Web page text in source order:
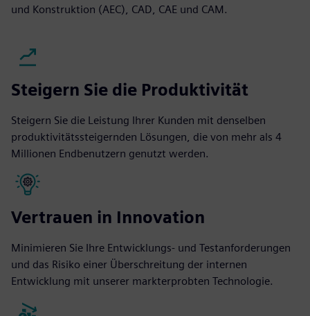
und Konstruktion (AEC), CAD, CAE und CAM.
Steigern Sie die Produktivität
Steigern Sie die Leistung Ihrer Kunden mit denselben
produktivitätssteigernden Lösungen, die von mehr als 4
Millionen Endbenutzern genutzt werden.
Vertrauen in Innovation
Minimieren Sie Ihre Entwicklungs- und Testanforderungen
und das Risiko einer Überschreitung der internen
Entwicklung mit unserer markterprobten Technologie.